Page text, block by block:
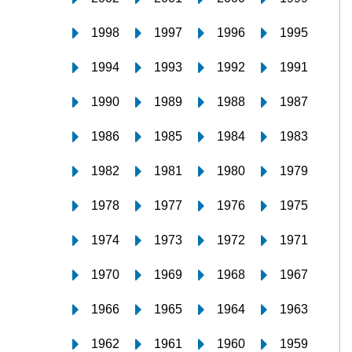
1998 1997 1996 1995
1994 1993 1992 1991
1990 1989 1988 1987
1986 1985 1984 1983
1982 1981 1980 1979
1978 1977 1976 1975
1974 1973 1972 1971
1970 1969 1968 1967
1966 1965 1964 1963
1962 1961 1960 1959